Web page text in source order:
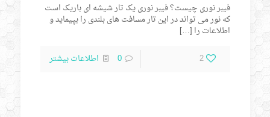
فیبر نوری چیست؟ فیبر نوری یک تار شیشه ای باریک است
که نور می تواند در این تار مسافت های بلندی را بپیماید و
اطلاعات را […]
2
0 اطلاعات بیشتر